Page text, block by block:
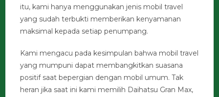
itu, kami hanya menggunakan jenis mobil travel
yang sudah terbukti memberikan kenyamanan
maksimal kepada setiap penumpang.
Kami mengacu pada kesimpulan bahwa mobil travel
yang mumpuni dapat membangkitkan suasana
positif saat bepergian dengan mobil umum. Tak
heran jika saat ini kami memilih Daihatsu Gran Max,